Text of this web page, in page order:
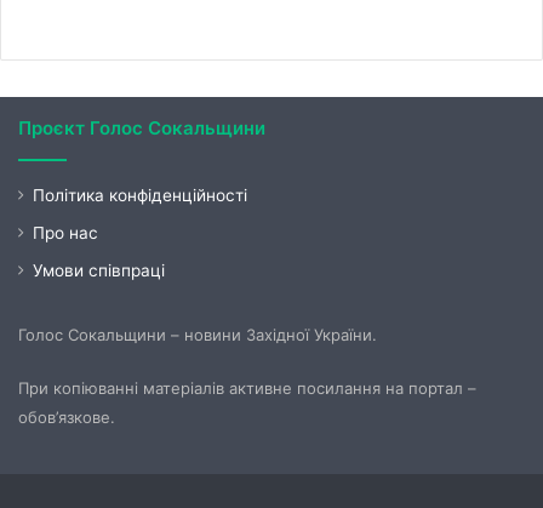
Проєкт Голос Сокальщини
Політика конфіденційності
Про нас
Умови співпраці
Голос Сокальщини – новини Західної України.
При копіюванні матеріалів активне посилання на портал –
обов’язкове.